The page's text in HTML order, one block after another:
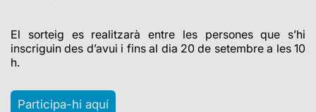
El sorteig es realitzarà entre les persones que s’hi
inscriguin des d’avui i fins al dia 20 de setembre a les 10
h.
Participa-hi aquí